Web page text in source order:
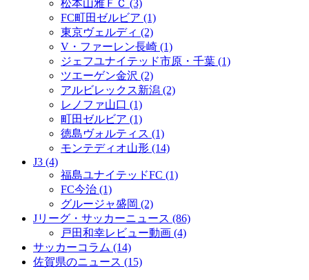
松本山雅ＦＣ (3)
FC町田ゼルビア (1)
東京ヴェルディ (2)
V・ファーレン長崎 (1)
ジェフユナイテッド市原・千葉 (1)
ツエーゲン金沢 (2)
アルビレックス新潟 (2)
レノファ山口 (1)
町田ゼルビア (1)
徳島ヴォルティス (1)
モンテディオ山形 (14)
J3 (4)
福島ユナイテッドFC (1)
FC今治 (1)
グルージャ盛岡 (2)
Jリーグ・サッカーニュース (86)
戸田和幸レビュー動画 (4)
サッカーコラム (14)
佐賀県のニュース (15)